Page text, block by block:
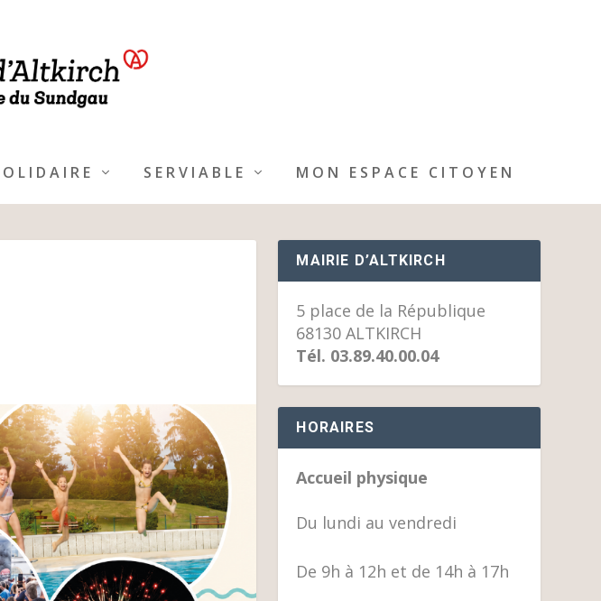
SERVIABLE MON ESPACE CITOYEN
MAIRIE D’ALTKIRCH
5 place de la République
68130 ALTKIRCH
Tél. 03.89.40.00.04
HORAIRES
Accueil physique
Du lundi au vendredi
De 9h à 12h et de 14h à 17h